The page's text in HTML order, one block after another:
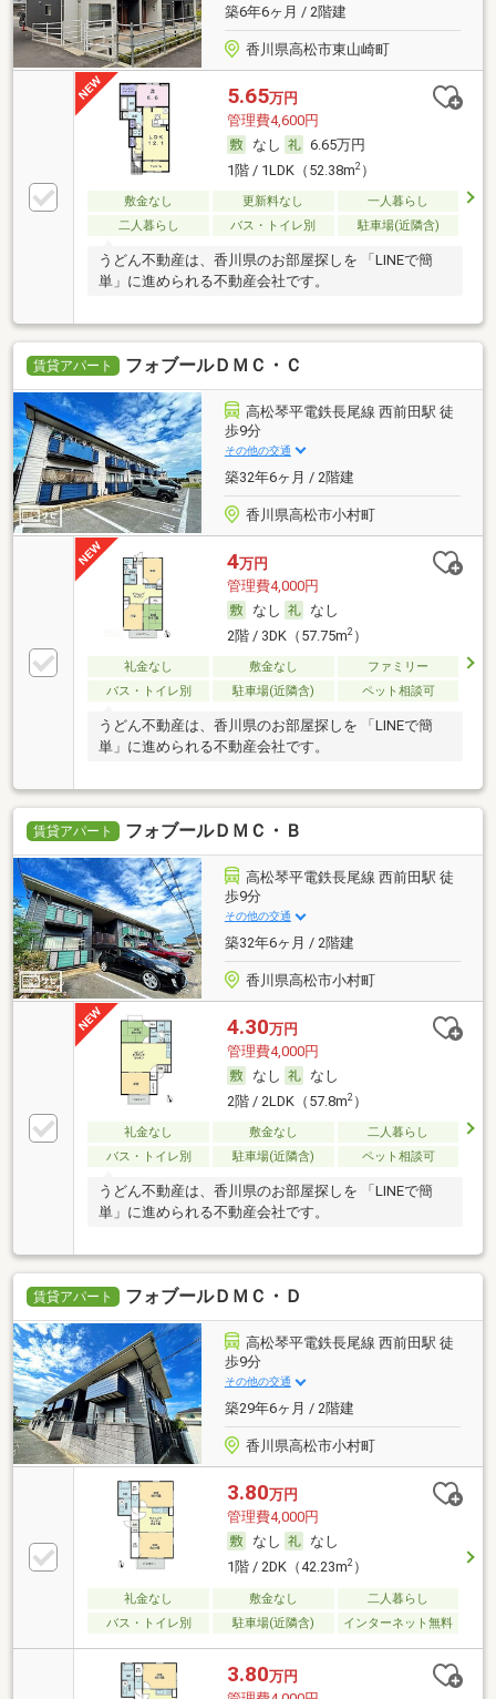
築6年6ヶ月 / 2階建
香川県高松市東山崎町
5.65万円
管理費4,600円
なし
6.65万円
1階 / 1LDK（52.38m2）
敷金なし 更新料なし
一人暮らし
二人暮らし
バス・トイレ別 駐車場(近隣含)
うどん不動産は、香川県のお部屋探しを 「LINEで簡
単」に進められる不動産会社です。
賃貸アパート フォブールＤＭＣ・Ｃ
高松琴平電鉄長尾線 西前田駅 徒
歩9分
その他の交通
築32年6ヶ月 / 2階建
香川県高松市小村町
4万円
管理費4,000円
なし
なし
2階 / 3DK（57.75m2）
礼金なし 敷金なし
ファミリー
バス・トイレ別
駐車場(近隣含) ペット相談可
うどん不動産は、香川県のお部屋探しを 「LINEで簡
単」に進められる不動産会社です。
賃貸アパート フォブールＤＭＣ・Ｂ
高松琴平電鉄長尾線 西前田駅 徒
歩9分
その他の交通
築32年6ヶ月 / 2階建
香川県高松市小村町
4.30万円
管理費4,000円
なし
なし
2階 / 2LDK（57.8m2）
礼金なし 敷金なし
二人暮らし
バス・トイレ別
駐車場(近隣含) ペット相談可
うどん不動産は、香川県のお部屋探しを 「LINEで簡
単」に進められる不動産会社です。
賃貸アパート フォブールＤＭＣ・Ｄ
高松琴平電鉄長尾線 西前田駅 徒
歩9分
その他の交通
築29年6ヶ月 / 2階建
香川県高松市小村町
3.80万円
管理費4,000円
なし
なし
1階 / 2DK（42.23m2）
礼金なし 敷金なし
二人暮らし
バス・トイレ別
駐車場(近隣含) インターネット無料
3.80万円